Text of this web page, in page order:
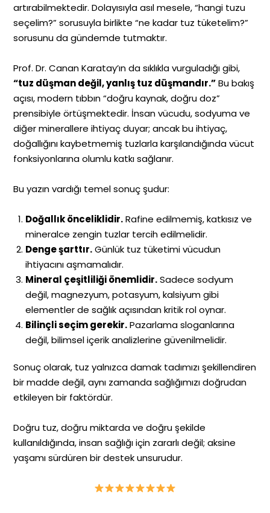
artırabilmektedir. Dolayısıyla asıl mesele, “hangi tuzu
seçelim?” sorusuyla birlikte “ne kadar tuz tüketelim?”
sorusunu da gündemde tutmaktır.
Prof. Dr. Canan Karatay’ın da sıklıkla vurguladığı gibi,
“tuz düşman değil, yanlış tuz düşmandır.”Bu bakış
açısı, modern tıbbın “doğru kaynak, doğru doz”
prensibiyle örtüşmektedir. İnsan vücudu, sodyuma ve
diğer minerallere ihtiyaç duyar; ancak bu ihtiyaç,
doğallığını kaybetmemiş tuzlarla karşılandığında vücut
fonksiyonlarına olumlu katkı sağlanır.
Bu yazın vardığı temel sonuç şudur:
Doğallık önceliklidir.Rafine edilmemiş, katkısız ve
mineralce zengin tuzlar tercih edilmelidir.
Denge şarttır.Günlük tuz tüketimi vücudun
ihtiyacını aşmamalıdır.
Mineral çeşitliliği önemlidir.Sadece sodyum
değil, magnezyum, potasyum, kalsiyum gibi
elementler de sağlık açısından kritik rol oynar.
Bilinçli seçim gerekir.Pazarlama sloganlarına
değil, bilimsel içerik analizlerine güvenilmelidir.
Sonuç olarak, tuz yalnızca damak tadımızı şekillendiren
bir madde değil, aynı zamanda sağlığımızı doğrudan
etkileyen bir faktördür.
Doğru tuz, doğru miktarda ve doğru şekilde
kullanıldığında, insan sağlığı için zararlı değil; aksine
yaşamı sürdüren bir destek unsurudur.